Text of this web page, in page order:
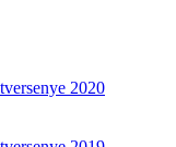
2020